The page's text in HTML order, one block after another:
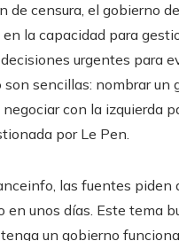
censura, el gobierno
la capacidad para
urgentes para
sencillas: nombrar
con la izquierda
por Le Pen.
las fuentes piden
unos días. Este tema
un gobierno